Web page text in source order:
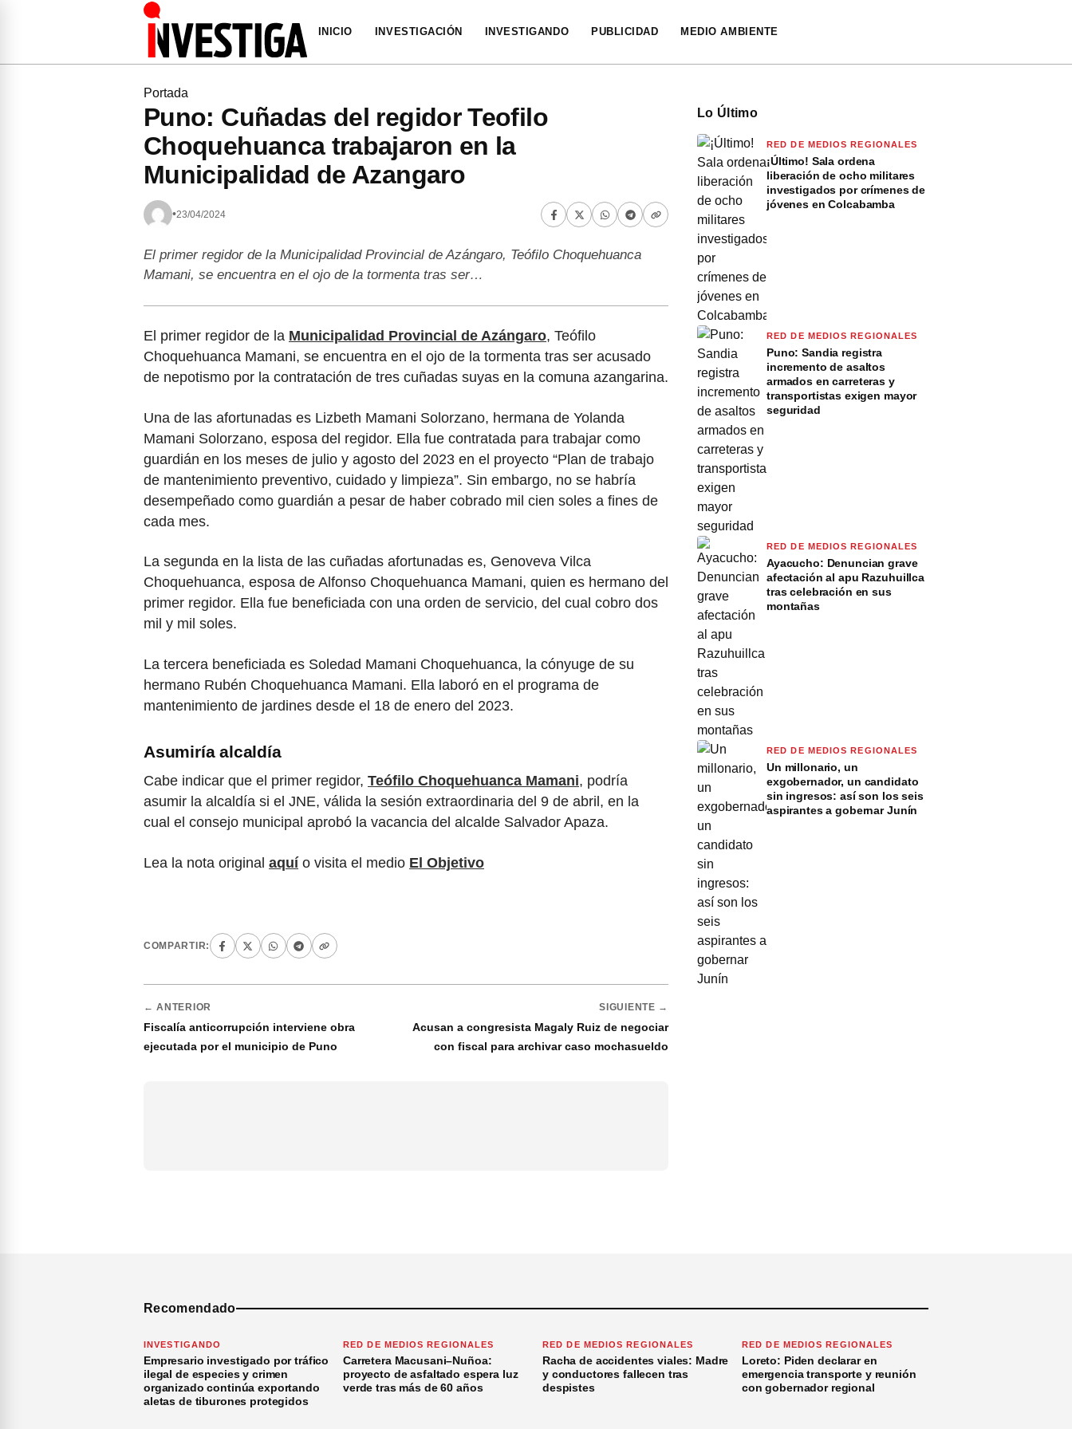
INICIO INVESTIGACIÓN INVESTIGANDO PUBLICIDAD MEDIO AMBIENTE
Portada
Puno: Cuñadas del regidor Teofilo
Choquehuanca trabajaron en la
Municipalidad de Azangaro
•23/04/2024
El primer regidor de la Municipalidad Provincial de Azángaro, Teófilo Choquehuanca
Mamani, se encuentra en el ojo de la tormenta tras ser…
El primer regidor de la Municipalidad Provincial de Azángaro, Teófilo
Choquehuanca Mamani, se encuentra en el ojo de la tormenta tras ser acusado
de nepotismo por la contratación de tres cuñadas suyas en la comuna azangarina.
Una de las afortunadas es Lizbeth Mamani Solorzano, hermana de Yolanda
Mamani Solorzano, esposa del regidor. Ella fue contratada para trabajar como
guardián en los meses de julio y agosto del 2023 en el proyecto “Plan de trabajo
de mantenimiento preventivo, cuidado y limpieza”. Sin embargo, no se habría
desempeñado como guardián a pesar de haber cobrado mil cien soles a fines de
cada mes.
La segunda en la lista de las cuñadas afortunadas es, Genoveva Vilca
Choquehuanca, esposa de Alfonso Choquehuanca Mamani, quien es hermano del
primer regidor. Ella fue beneficiada con una orden de servicio, del cual cobro dos
mil y mil soles.
La tercera beneficiada es Soledad Mamani Choquehuanca, la cónyuge de su
hermano Rubén Choquehuanca Mamani. Ella laboró en el programa de
mantenimiento de jardines desde el 18 de enero del 2023.
Asumiría alcaldía
Cabe indicar que el primer regidor, Teófilo Choquehuanca Mamani, podría
asumir la alcaldía si el JNE, válida la sesión extraordinaria del 9 de abril, en la
cual el consejo municipal aprobó la vacancia del alcalde Salvador Apaza.
Lea la nota original aquí o visita el medio El Objetivo
COMPARTIR:
← ANTERIOR
Fiscalía anticorrupción interviene obra
ejecutada por el municipio de Puno
SIGUIENTE →
Acusan a congresista Magaly Ruiz de negociar
con fiscal para archivar caso mochasueldo
Lo Último
RED DE MEDIOS REGIONALES
¡Último! Sala ordena
liberación de ocho militares
investigados por crímenes de
jóvenes en Colcabamba
RED DE MEDIOS REGIONALES
Puno: Sandia registra
incremento de asaltos
armados en carreteras y
transportistas exigen mayor
seguridad
RED DE MEDIOS REGIONALES
Ayacucho: Denuncian grave
afectación al apu Razuhuillca
tras celebración en sus
montañas
RED DE MEDIOS REGIONALES
Un millonario, un
exgobernador, un candidato
sin ingresos: así son los seis
aspirantes a gobernar Junín
Recomendado
INVESTIGANDO
Empresario investigado por tráfico
ilegal de especies y crimen
organizado continúa exportando
aletas de tiburones protegidos
RED DE MEDIOS REGIONALES
Carretera Macusani–Nuñoa:
proyecto de asfaltado espera luz
verde tras más de 60 años
RED DE MEDIOS REGIONALES
Racha de accidentes viales: Madre
y conductores fallecen tras
despistes
RED DE MEDIOS REGIONALES
Loreto: Piden declarar en
emergencia transporte y reunión
con gobernador regional